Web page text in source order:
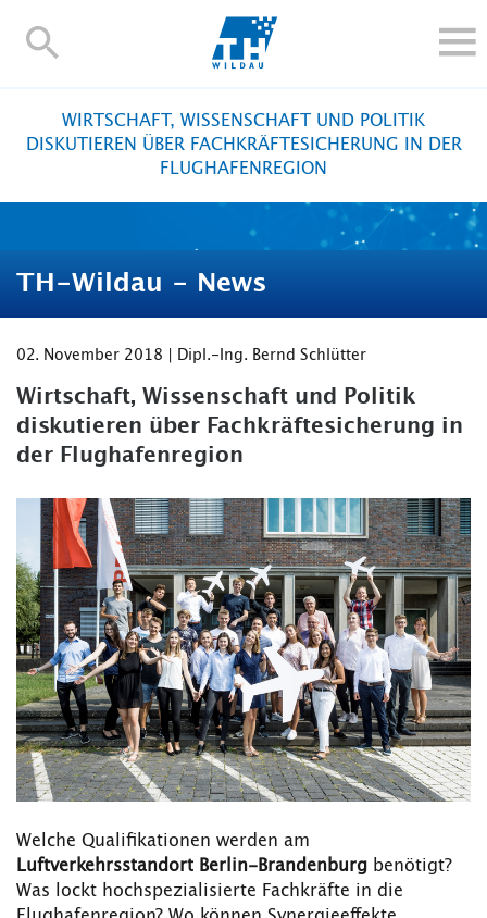
TH-
IM STUDIUM
FORSCHUNG UND TRANSFER
INTERNATIONAL
BESCHÄFTIGTE
Blogs Kontakt und Anfahrt Webmail Moodle
TH Online-Portal Personensuche English
WIRTSCHAFT, WISSENSCHAFT UND POLITIK
DISKUTIEREN ÜBER FACHKRÄFTESICHERUNG IN DER
FLUGHAFENREGION
TH-Wildau - News
02. November 2018 | Dipl.-Ing. Bernd Schlütter
Wirtschaft, Wissenschaft und Politik
diskutieren über Fachkräftesicherung in
der Flughafenregion
Welche Qualifikationen werden am
Luftverkehrsstandort Berlin-Brandenburg benötigt?
Was lockt hochspezialisierte Fachkräfte in die